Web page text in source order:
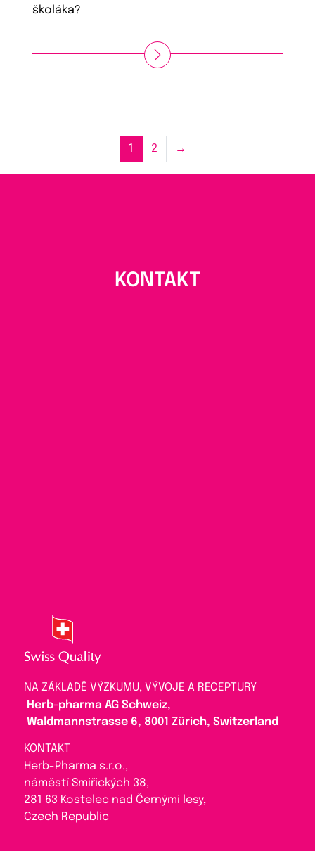
školáka?
1 2 →
KONTAKT
NA ZÁKLADĚ VÝZKUMU, VÝVOJE A RECEPTURY
Herb-pharma AG Schweiz,
Waldmannstrasse 6, 8001 Zürich, Switzerland
KONTAKT
Herb-Pharma s.r.o.,
náměstí Smiřických 38,
281 63 Kostelec nad Černými lesy,
Czech Republic